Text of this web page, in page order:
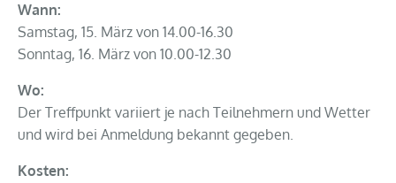
Wann:
Samstag, 15. März von 14.00-16.30
Sonntag, 16. März von 10.00-12.30
Wo:
Der Treffpunkt variiert je nach Teilnehmern und Wetter
und wird bei Anmeldung bekannt gegeben.
Kosten: